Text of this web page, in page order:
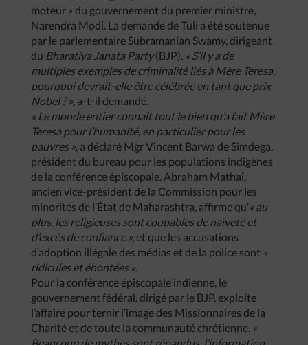
moteur » du gouvernement du premier ministre,
Narendra Modi. La demande de Tuli a été soutenue
par le parlementaire Subramanian Swamy, dirigeant
du Bharatiya Janata Party(BJP). « S’il y a de
multiples exemples de criminalité liés à Mère Teresa,
pourquoi devrait-elle être célébrée en tant que prix
Nobel ? », a-t-il demandé.
« Le monde entier connaît tout le bien qu’a fait Mère
Teresa pour l’humanité, en particulier pour les
pauvres », a déclaré Mgr Vincent Barwa de Simdega,
président du bureau pour les populations indigènes
de la conférence épiscopale. Abraham Mathai,
ancien vice-président de la Commission pour les
minorités de l’État de Maharashtra, affirme qu’« au
plus, les religieuses sont coupables de naïveté et
d’excès de confiance », et que les accusations
d’adoption illégale des médias et de la police sont «
ridicules et éhontées ».
Pour la conférence épiscopale indienne, le
gouvernement fédéral, dirigé par le BJP, exploite
l’affaire pour ternir l’image des Missionnaires de la
Charité et de toute la communauté chrétienne. «